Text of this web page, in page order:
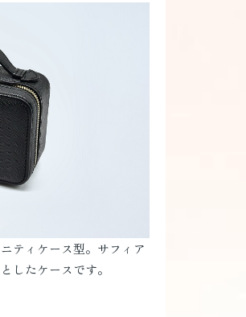
ティケース型。サフィア
したケースです。